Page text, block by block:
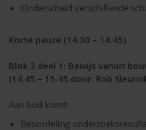
Onderscheid verschillende
Korte pauze (14.30 – 14.45)
Blok 3 deel 1: Bewijs vanuit
(14.45 – 15.45 door: Rob
Aan bod komt:
Beoordeling